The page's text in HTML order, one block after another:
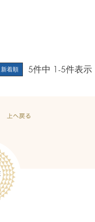
新着順 5件中 1 -5件表示